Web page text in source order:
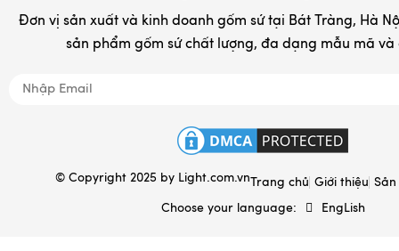
Đơn vị sản xuất và kinh doanh gốm sứ tại Bát Tràng, Hà
sản phẩm gốm sứ chất lượng, đa dạng mẫu mã và
Tranh gốm sứ đẹp
Nồi niêu đất gốm Bát Tràng
Đồ tâm linh
Ấm sắc thuốc Bát Tràng
© Copyright 2025 by Light.com.vnTrang chủ Giới thiệu
Choose your language: EngLish